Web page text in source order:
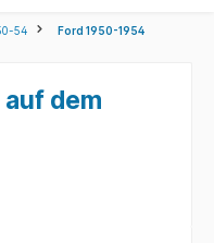
54 Ford 1950-1954
dem